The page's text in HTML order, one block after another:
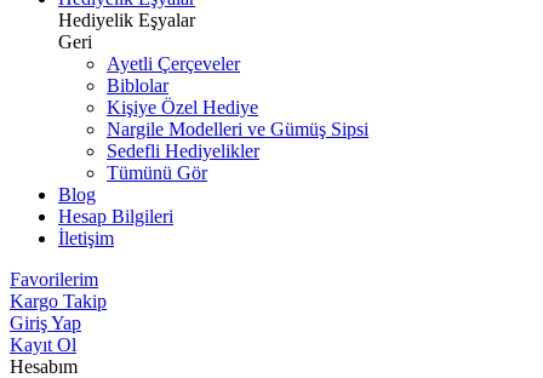
Hediyelik Eşyalar
Geri
Ayetli Çerçeveler
Biblolar
Kişiye Özel Hediye
Nargile Modelleri ve Gümüş Sipsi
Sedefli Hediyelikler
Tümünü Gör
Blog
Hesap Bilgileri
İletişim
Favorilerim
Kargo Takip
Giriş Yap
Kayıt Ol
Hesabım